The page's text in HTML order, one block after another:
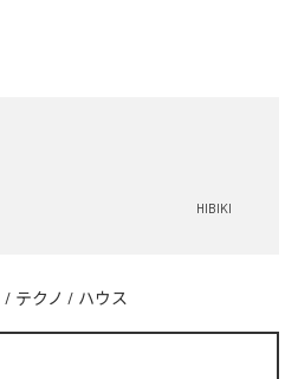
HIBIKI
/ テクノ / ハウス